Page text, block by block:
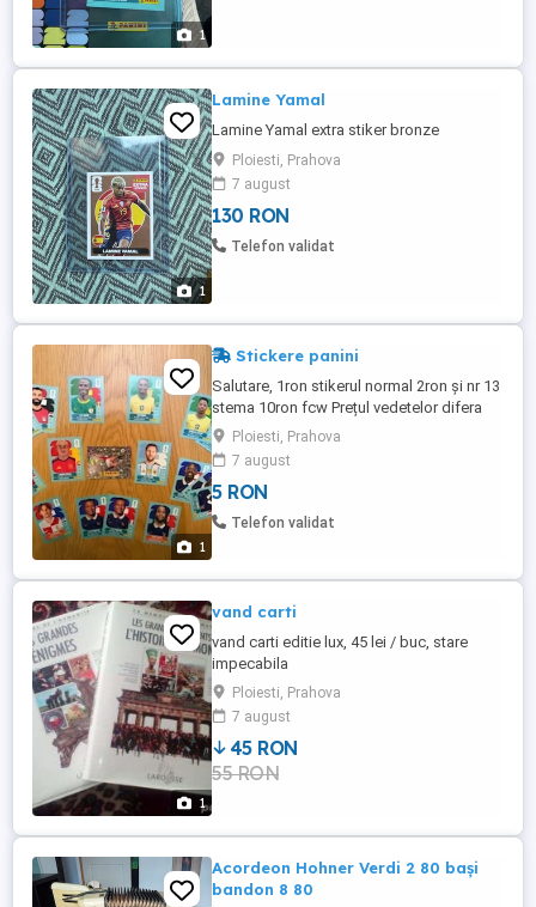
1
1
Lamine Yamal
Lamine Yamal extra stiker bronze
Ploiesti, Prahova
7 august
130 RON
Telefon validat
1
Stickere panini
Salutare, 1ron stikerul normal 2ron și nr 13
stema 10ron fcw Prețul vedetelor difera
Aștept mesajele voastre!! Nu cumparati
anunțul voi trimite 5 stikere
Ploiesti, Prahova
7 august
5 RON
Telefon validat
1
vand carti
vand carti editie lux, 45 lei / buc, stare
impecabila
Ploiesti, Prahova
7 august
45 RON
55 RON
Acordeon Hohner Verdi 2 80 bași
bandon 8 80